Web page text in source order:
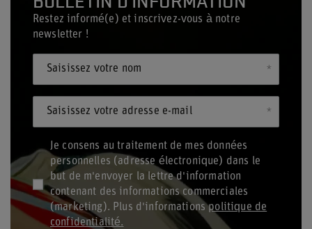
Restez informé(e) et inscrivez-vous à notre
newsletter !
Saisissez votre nom
Saisissez votre adresse e-mail
Je consens au traitement de mes données
personnelles (adresse électronique) dans le
but de m'envoyer la lettre d'information
contenant des informations commerciales
(marketing). Plus d'informationspolitique de
confidentialité.